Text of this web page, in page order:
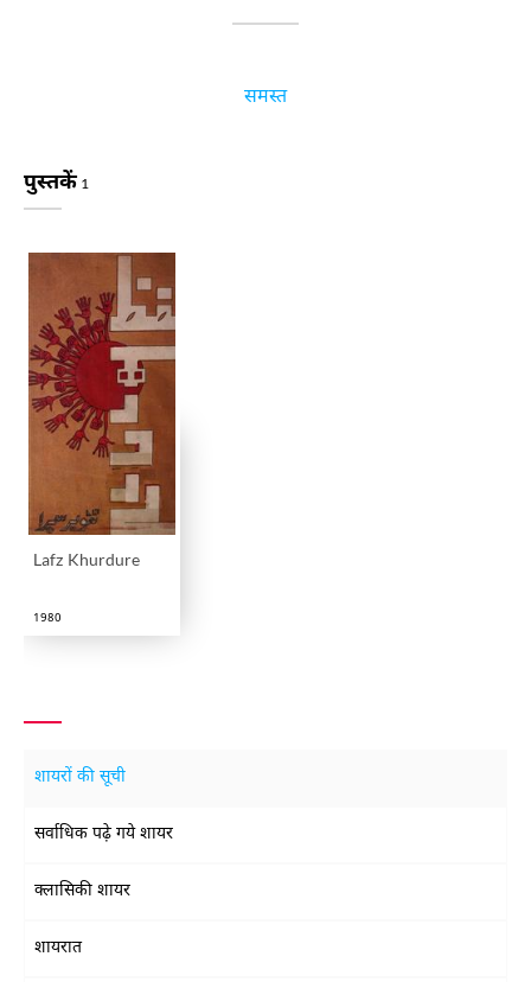
समस्त
पुस्तकें 1
Lafz Khurdure
1980
शायरों की सूची
सर्वाधिक पढ़े गये शायर
क्लासिकी शायर
शायरात